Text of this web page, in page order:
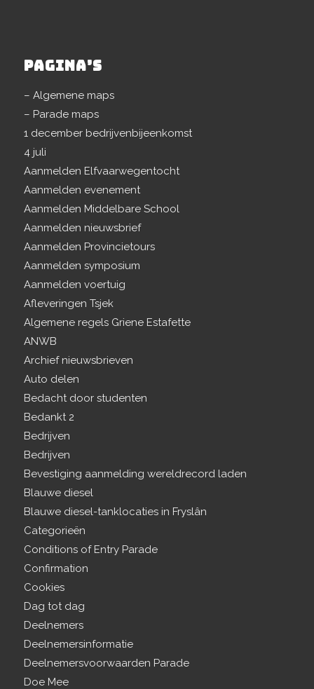
PAGINA’S
– Algemene maps
– Parade maps
1 december bedrijvenbijeenkomst
4 juli
Aanmelden Elfvaarwegentocht
Aanmelden evenement
Aanmelden Middelbare School
Aanmelden nieuwsbrief
Aanmelden Provincietours
Aanmelden symposium
Aanmelden voertuig
Afleveringen Tsjek
Algemene regels Griene Estafette
ANWB
Archief nieuwsbrieven
Auto delen
Bedacht door studenten
Bedankt 2
Bedrijven
Bedrijven
Bevestiging aanmelding wereldrecord laden
Blauwe diesel
Blauwe diesel-tanklocaties in Fryslân
Categorieën
Conditions of Entry Parade
Confirmation
Cookies
Dag tot dag
Deelnemers
Deelnemersinformatie
Deelnemersvoorwaarden Parade
Doe Mee